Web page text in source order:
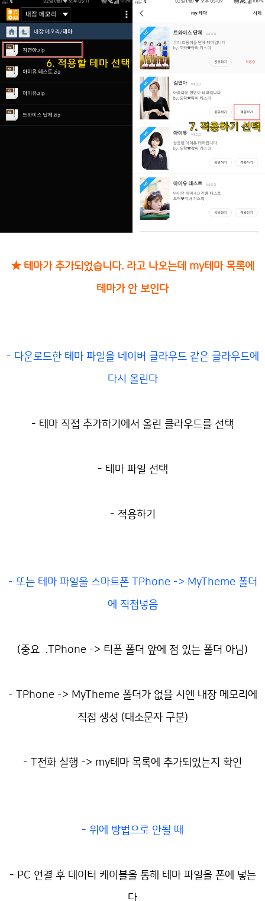
★ 테마가 추가되었습니다. 라고 나오는데 my테마 목록에
테마가 안 보인다
- 다운로드한 테마 파일을 네이버 클라우드 같은 클라우드에
다시 올린다
- 테마 직접 추가하기에서 올린 클라우드를 선택
- 테마 파일 선택
- 적용하기
- 또는 테마 파일을 스마트폰 TPhone -> MyTheme 폴더
에 직접넣음
(중요 .TPhone -> 티폰 폴더 앞에 점 있는 폴더 아님)
- TPhone -> MyTheme 폴더가 없을 시엔 내장 메모리에
직접 생성 (대소문자 구분)
- T전화 실행 -> my테마 목록에 추가되었는지 확인
- 위에 방법으로 안될 때
- PC 연결 후 데이터 케이블을 통해 테마 파일을 폰에 넣는
다